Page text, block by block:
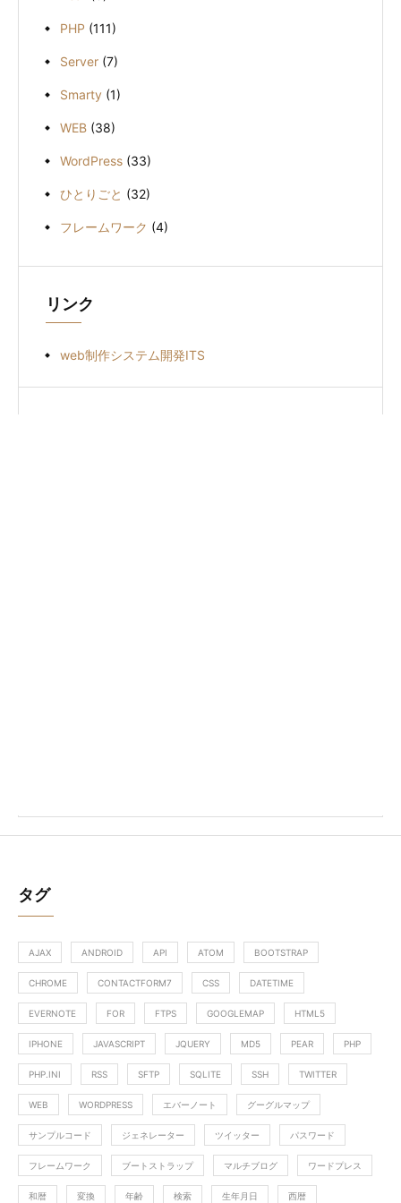
PHP (111)
Server (7)
Smarty (1)
WEB (38)
WordPress (33)
ひとりごと (32)
フレームワーク (4)
リンク
web制作システム開発ITS
タグ
AJAX ANDROID API ATOM BOOTSTRAP
CHROME CONTACTFORM7 CSS DATETIME
EVERNOTE FOR FTPS GOOGLEMAP HTML5
IPHONE JAVASCRIPT JQUERY MD5 PEAR PHP
PHP.INI RSS SFTP SQLITE SSH TWITTER
WEB WORDPRESS エバーノート グーグルマップ
サンプルコード ジェネレーター ツイッター パスワード
フレームワーク ブートストラップ マルチブログ ワードプレス
和暦 変換 年齢 検索 生年月日 西暦